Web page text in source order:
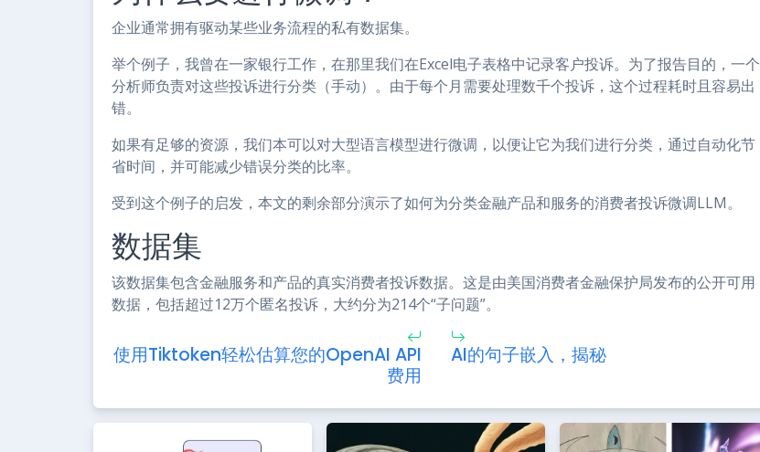
企业通常拥有驱动某些业务流程的私有数据集。
举个例子，我曾在一家银行工作，在那里我们在Excel电子表格中记录客户投诉。为了报告目的，一个
分析师负责对这些投诉进行分类（手动）。由于每个月需要处理数千个投诉，这个过程耗时且容易出
错。
如果有足够的资源，我们本可以对大型语言模型进行微调，以便让它为我们进行分类，通过自动化节
省时间，并可能减少错误分类的比率。
受到这个例子的启发，本文的剩余部分演示了如何为分类金融产品和服务的消费者投诉微调LLM。
数据集
该数据集包含金融服务和产品的真实消费者投诉数据。这是由美国消费者金融保护局发布的公开可用
数据，包括超过12万个匿名投诉，大约分为214个“子问题”。
使用Tiktoken轻松估算您的OpenAI API
费用
AI的句子嵌入，揭秘